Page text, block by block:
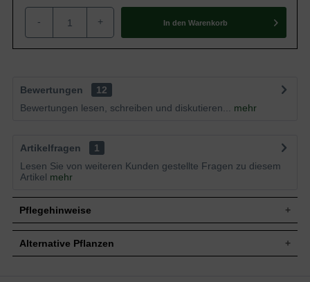
- + In den Warenkorb
Bewertungen
12
Bewertungen lesen, schreiben und diskutieren...
mehr
Artikelfragen
1
Lesen Sie von weiteren Kunden gestellte Fragen zu diesem
Artikel mehr
Pflegehinweise
Pflanz- und Pflegetipps Cupressus arizonica
Alternative Pflanzen